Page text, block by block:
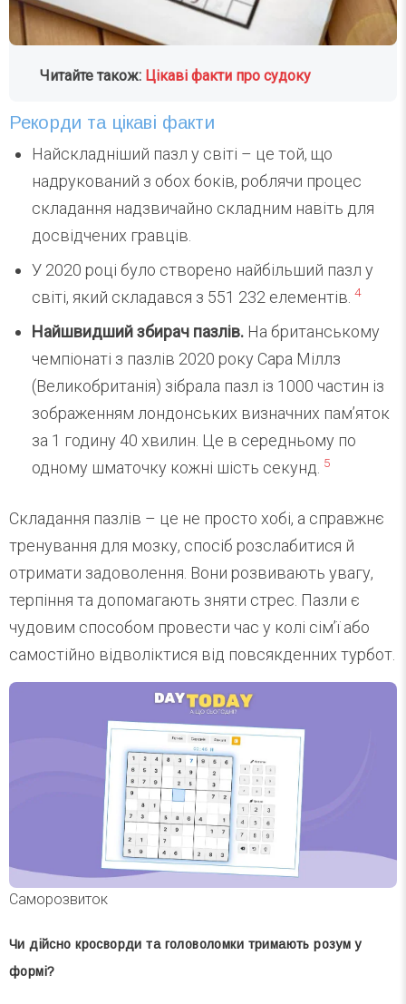
Читайте також: Цікаві факти про судоку
Рекорди та цікаві факти
Найскладніший пазл у світі – це той, що
надрукований з обох боків, роблячи процес
складання надзвичайно складним навіть для
досвідчених гравців.
У 2020 році було створено найбільший пазл у
світі, який складався з 551 232 елементів. 4
Найшвидший збирач пазлів. На британському
чемпіонаті з пазлів 2020 року Сара Міллз
(Великобританія) зібрала пазл із 1000 частин із
зображенням лондонських визначних пам’яток
за 1 годину 40 хвилин. Це в середньому по
одному шматочку кожні шість секунд.
5
Складання пазлів – це не просто хобі, а справжнє
тренування для мозку, спосіб розслабитися й
отримати задоволення. Вони розвивають увагу,
терпіння та допомагають зняти стрес. Пазли є
чудовим способом провести час у колі сім’ї або
самостійно відволіктися від повсякденних турбот.
Саморозвиток
Чи дійсно кросворди та головоломки тримають розум у
формі?